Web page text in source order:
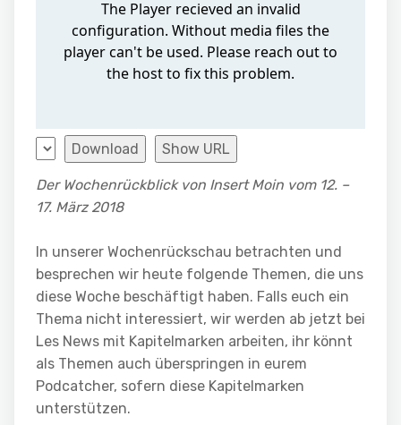
Download Show URL
Der Wochenrückblick von Insert Moin vom 12. –
17. März 2018
In unserer Wochenrückschau betrachten und
besprechen wir heute folgende Themen, die uns
diese Woche beschäftigt haben. Falls euch ein
Thema nicht interessiert, wir werden ab jetzt bei
Les News mit Kapitelmarken arbeiten, ihr könnt
als Themen auch überspringen in eurem
Podcatcher, sofern diese Kapitelmarken
unterstützen.